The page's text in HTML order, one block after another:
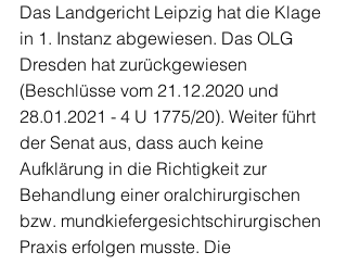
Das Landgericht Leipzig hat die Klage
in 1. Instanz abgewiesen. Das OLG
Dresden hat zurückgewiesen
(Beschlüsse vom 21.12.2020 und
28.01.2021 - 4 U 1775/20). Weiter führt
der Senat aus, dass auch keine
Aufklärung in die Richtigkeit zur
Behandlung einer oralchirurgischen
bzw. mundkiefergesichtschirurgischen
Praxis erfolgen musste. Die